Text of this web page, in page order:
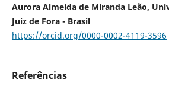
Aurora Almeida de Miranda Leão,
Juiz de Fora - Brasil
https://orcid.org/0000-0002-4119-3596
Referências